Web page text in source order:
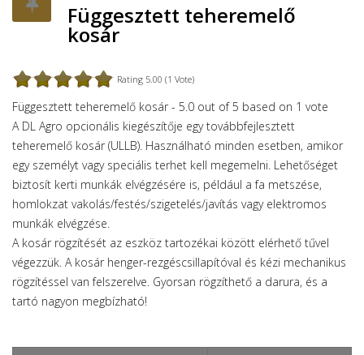
Függesztett teheremelő
kosár
Rating 5.00 (1 Vote)
Függesztett teheremelő kosár - 5.0 out of5 based on 1 vote
A DL Agro opcionális kiegészítője egy továbbfejlesztett
teheremelő kosár (ULLB). Használható minden esetben, amikor
egy személyt vagy speciális terhet kell megemelni. Lehetőséget
biztosít kerti munkák elvégzésére is, például a fa metszése,
homlokzat vakolás/festés/szigetelés/javítás vagy elektromos
munkák elvégzése.
A kosár rögzítését az eszköz tartozékai között elérhető tűvel
végezzük. A kosár henger-rezgéscsillapítóval és kézi mechanikus
rögzítéssel van felszerelve. Gyorsan rögzíthető a darura, és a
tartó nagyon megbízható!